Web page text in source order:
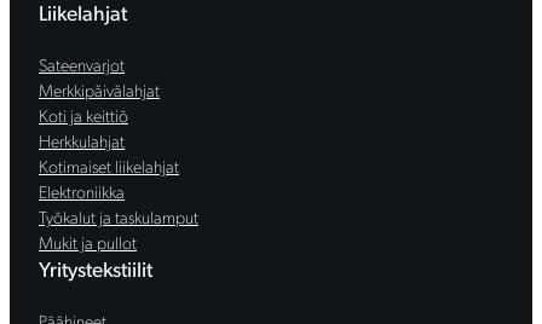
Liikelahjat
Sateenvarjot
Merkkipäivälahjat
Koti ja keittiö
Herkkulahjat
Kotimaiset liikelahjat
Elektroniikka
Työkalut ja taskulamput
Mukit ja pullot
Yritystekstiilit